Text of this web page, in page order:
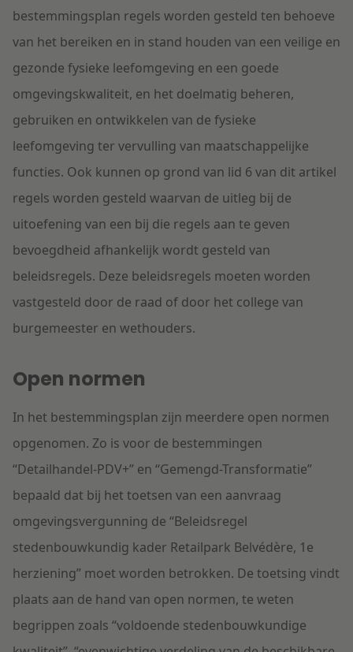
bestemmingsplan regels worden gesteld ten behoeve
van het bereiken en in stand houden van een veilige en
gezonde fysieke leefomgeving en een goede
omgevingskwaliteit, en het doelmatig beheren,
gebruiken en ontwikkelen van de fysieke
leefomgeving ter vervulling van maatschappelijke
functies. Ook kunnen op grond van lid 6 van dit artikel
regels worden gesteld waarvan de uitleg bij de
uitoefening van een bij die regels aan te geven
bevoegdheid afhankelijk wordt gesteld van
beleidsregels. Deze beleidsregels moeten worden
vastgesteld door de raad of door het college van
burgemeester en wethouders.
Open normen
In het bestemmingsplan zijn meerdere open normen
opgenomen. Zo is voor de bestemmingen
“Detailhandel-PDV+” en “Gemengd-Transformatie”
bepaald dat bij het toetsen van een aanvraag
omgevingsvergunning de “Beleidsregel
stedenbouwkundig kader Retailpark Belvédère, 1e
herziening” moet worden betrokken. De toetsing vindt
plaats aan de hand van open normen, te weten
begrippen zoals “voldoende stedenbouwkundige